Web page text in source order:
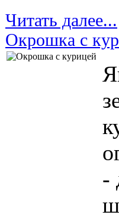
Читать далее...
Окрошка с
-